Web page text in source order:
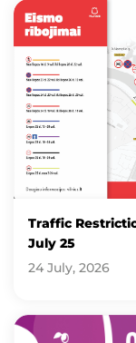
Traffic
July 25
24 July, 2026